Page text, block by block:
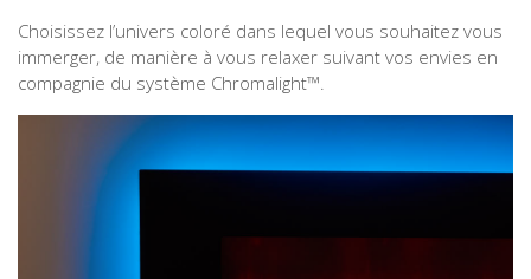
Choisissez l’univers coloré dans lequel vous souhaitez vous
immerger, de manière à vous relaxer suivant vos envies en
compagnie du système Chromalight™.